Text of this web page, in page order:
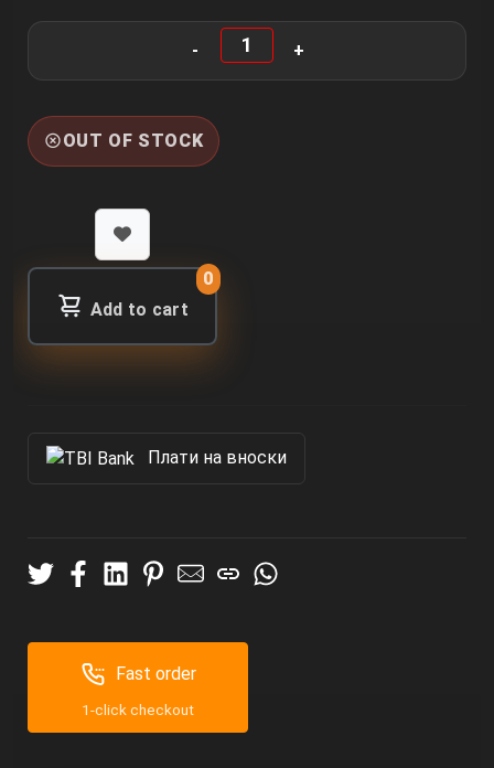
OUT OF STOCK
Add to cart
0
Πлати на вноски
Fast order
1-click checkout